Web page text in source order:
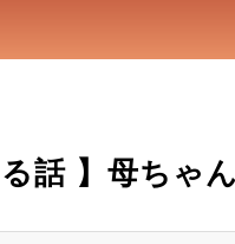
る話 】母ちゃ